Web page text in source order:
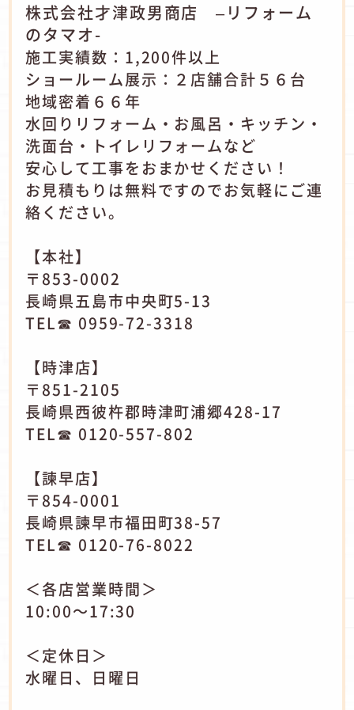
株式会社才津政男商店 –リフォーム
のタマオ-
施工実績数：1,200件以上
ショールーム展示：２店舗合計５６台
地域密着６６年
水回りリフォーム・お風呂・キッチン・
洗面台・トイレリフォームなど
安心して工事をおまかせください！
お見積もりは無料ですのでお気軽にご連
絡ください。
【本社】
〒853-0002
長崎県五島市中央町5-13
TEL☎ 0959-72-3318
【時津店】
〒851-2105
長崎県西彼杵郡時津町浦郷428-17
TEL☎ 0120-557-802
【諫早店】
〒854-0001
長崎県諫早市福田町38-57
TEL☎ 0120-76-8022
＜各店営業時間＞
10:00～17:30
＜定休日＞
水曜日、日曜日